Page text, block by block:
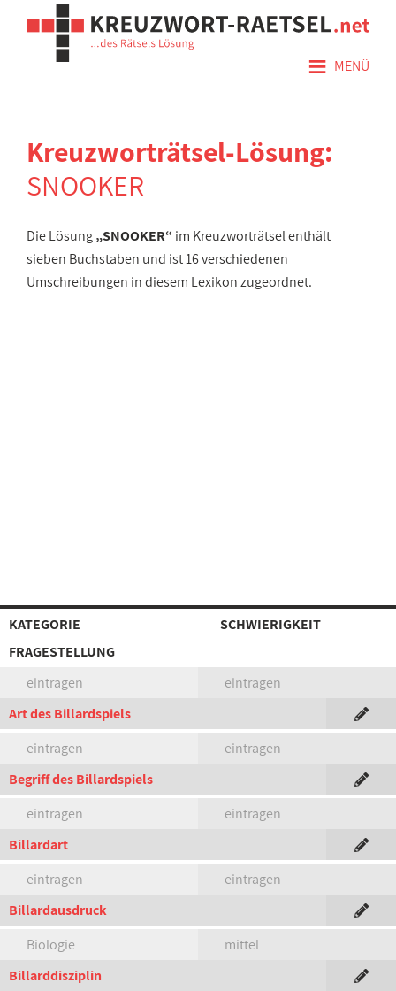
≡ MENÜ
Kreuzworträtsel-Lösung:
SNOOKER
Die Lösung„SNOOKER“ im Kreuzworträtsel enthält
sieben Buchstaben und ist 16 verschiedenen
Umschreibungen in diesem Lexikon zugeordnet.
KATEGORIE
SCHWIERIGKEIT
FRAGESTELLUNG
eintragen
eintragen
Art des Billardspiels
eintragen
eintragen
Begriff des Billardspiels
eintragen
eintragen
Billardart
eintragen
eintragen
Billardausdruck
Biologie
mittel
Billarddisziplin